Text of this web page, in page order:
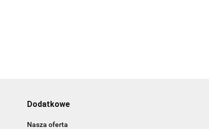
Dodatkowe
Nasza oferta